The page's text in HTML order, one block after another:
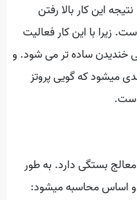
این کار بالا رفتن
زیرا با این کار فعالیت
خندیدن ساده تر می شود. و
میشود که گویی پروتز
بستگی دارد. به طور
اساس محاسبه میشود: